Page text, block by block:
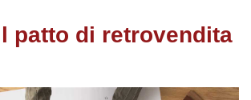
patto di retrovendita